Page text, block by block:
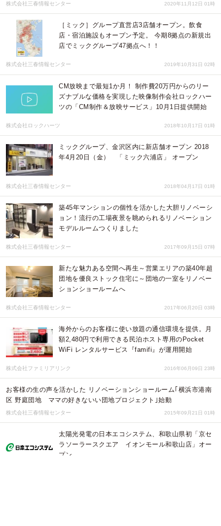
株式会社三春情報センター 2020年11月12日 01時
［ミック］グループ直営店3店舗オープン。飲食
店・宿泊施設もオープン予定。 今期8拠点の新規出
店でミックグループ47拠点へ！！
株式会社三春情報センター 2019年10月31日 02時
CM放映まで最短1か月！ 制作費20万円からのリー
ズナブルな価格を実現した映像制作会社ロックハー
ツの「CM制作＆放映サービス」10月1日提供開始
株式会社ロックハーツ 2018年10月17日 01時
ミックグループ、金沢区内に新店舗オープン 2018
年4月20日（金） 「ミック六浦店」 オープン
株式会社三春情報センター 2018年04月17日 01時
築45年マンションの個性を活かした大胆リノベーシ
ョン！流行の工場夜景を眺められるリノベーション
モデルルームつくりました
株式会社三春情報センター 2017年09月15日 07時
新たな魅力ある空間へ再生～営業エリアの築40年超
団地を優良ストック住宅に～団地の一室をリノベー
ションショールームへ
株式会社三春情報センター 2017年06月20日 03時
海外からのお客様に使い放題の通信環境を提供。月
額2,480円で利用できる民泊ホスト専用のPocket
WiFi レンタルサービス『famifi』が運用開始
株式会社ファミリアリンク 2016年06月09日 23時
お客様の生の声を活かした リノベーションショールーム｢横浜市港南
区 野庭団地 ママの好きないい団地プロジェクト｣始動
株式会社三春情報センター 2015年09月21日 01時
太陽光発電の日本エコシステム、和歌山県初「京セ
ラソーラースクエア イオンモール和歌山店」オー
プン